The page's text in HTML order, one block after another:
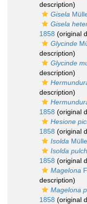
description)
Gisela
Gisela
1858 (original
Glycinde
description)
Glycinde
description)
description)
1858 (original
Hesione
1858 (original
Isolda
Isolda
1858 (original
Magelona
description)
Magelona
1858 (original